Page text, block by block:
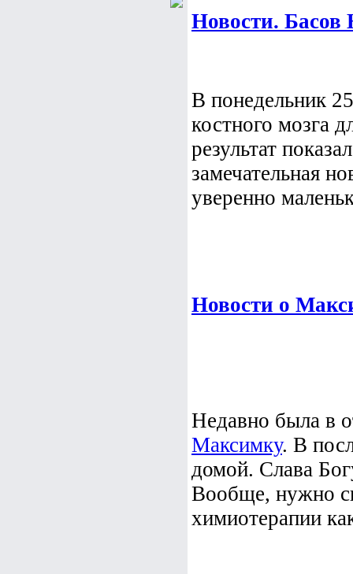
Новости. Басов
В понедельник
костного мозга
результат
замечательная
уверенно
Новости о
Недавно была в
Максимку. В
домой. Слава
Вообще, нужно
химиотерапии